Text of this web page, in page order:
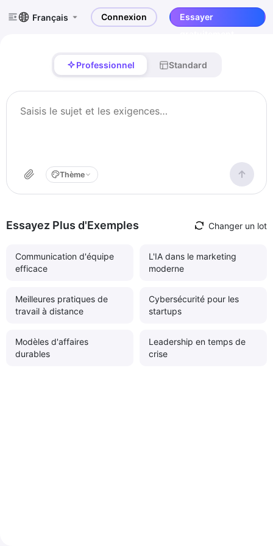
Français Connexion
Essayer
Professionnel Standard
Thème
Essayez Plus d'Exemples Changer un lot
Communication d'équipe
efficace
L'IA dans le marketing
moderne
Meilleures pratiques de
travail à distance
Cybersécurité pour les
startups
Modèles d'affaires
durables
Leadership en temps de
crise